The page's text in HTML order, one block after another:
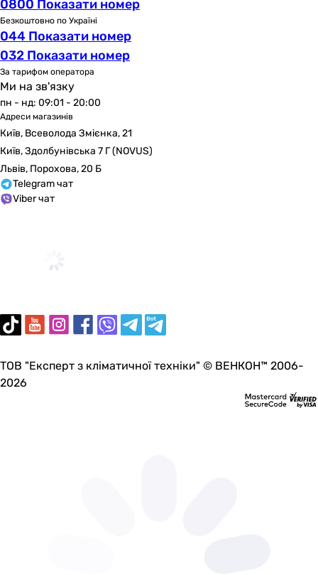
0800 Показати номер
Безкоштовно по Україні
044 Показати номер
032 Показати номер
За тарифом оператора
Ми на зв'язку
пн - нд: 09:01 - 20:00
Адреси магазинів
Київ, Всеволода Змієнка, 21
Київ, Здолбунівська 7 Г (NOVUS)
Львів, Порохова, 20 Б
Telegram чат
Viber чат
ТОВ "Експерт з кліматичної техніки" © ВЕНКОН™ 2006-
2026